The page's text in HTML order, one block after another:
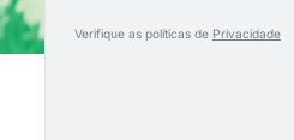
Verifique as políticas de Privacidade